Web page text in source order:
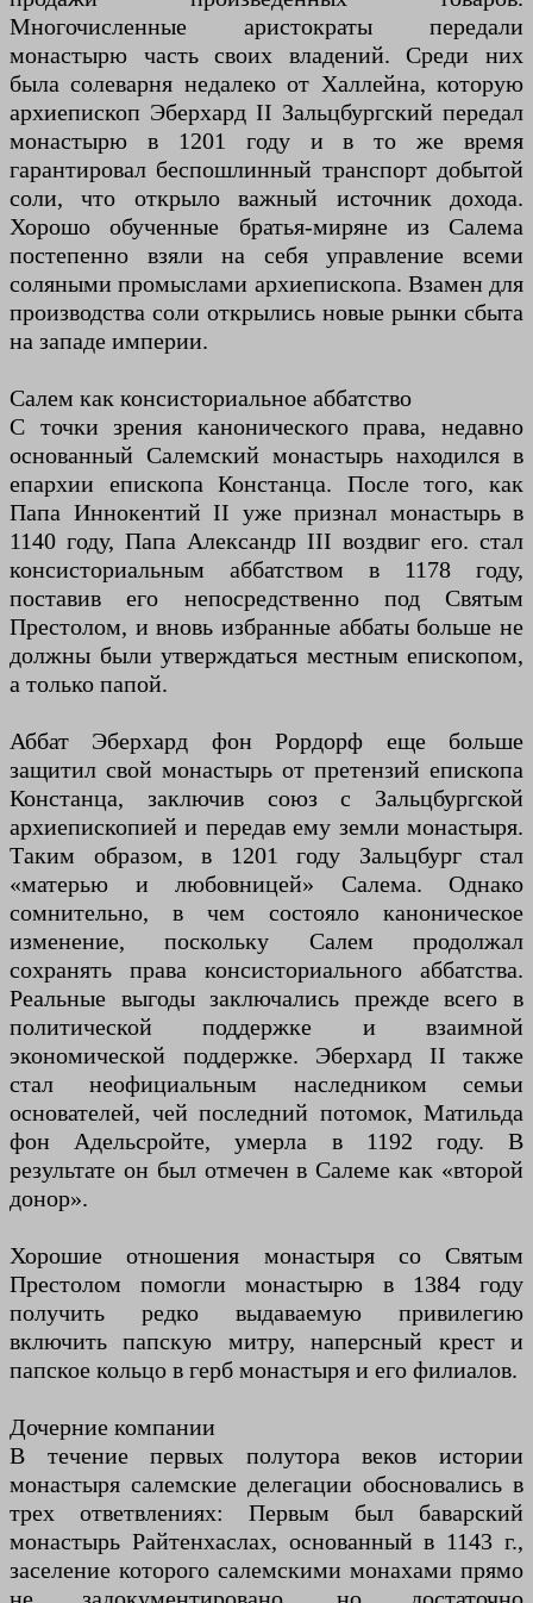
Многочисленные аристократы передали
монастырю часть своих владений. Среди них
была солеварня недалеко от Халлейна, которую
архиепископ Эберхард II Зальцбургский передал
монастырю в 1201 году и в то же время
гарантировал беспошлинный транспорт добытой
соли, что открыло важный источник дохода.
Хорошо обученные братья-миряне из Салема
постепенно взяли на себя управление всеми
соляными промыслами архиепископа. Взамен для
производства соли открылись новые рынки сбыта
на западе империи.
Салем как консисториальное аббатство
С точки зрения канонического права, недавно
основанный Салемский монастырь находился в
епархии епископа Констанца. После того, как
Папа Иннокентий II уже признал монастырь в
1140 году, Папа Александр III воздвиг его. стал
консисториальным аббатством в 1178 году,
поставив его непосредственно под Святым
Престолом, и вновь избранные аббаты больше не
должны были утверждаться местным епископом,
а только папой.
Аббат Эберхард фон Рордорф еще больше
защитил свой монастырь от претензий епископа
Констанца, заключив союз с Зальцбургской
архиепископией и передав ему земли монастыря.
Таким образом, в 1201 году Зальцбург стал
«матерью и любовницей» Салема. Однако
сомнительно, в чем состояло каноническое
изменение, поскольку Салем продолжал
сохранять права консисториального аббатства.
Реальные выгоды заключались прежде всего в
политической поддержке и взаимной
экономической поддержке. Эберхард II также
стал неофициальным наследником семьи
основателей, чей последний потомок, Матильда
фон Адельсройте, умерла в 1192 году. В
результате он был отмечен в Салеме как «второй
донор».
Хорошие отношения монастыря со Святым
Престолом помогли монастырю в 1384 году
получить редко выдаваемую привилегию
включить папскую митру, наперсный крест и
папское кольцо в герб монастыря и его филиалов.
Дочерние компании
В течение первых полутора веков истории
монастыря салемские делегации обосновались в
трех ответвлениях: Первым был баварский
монастырь Райтенхаслах, основанный в 1143 г.,
заселение которого салемскими монахами прямо